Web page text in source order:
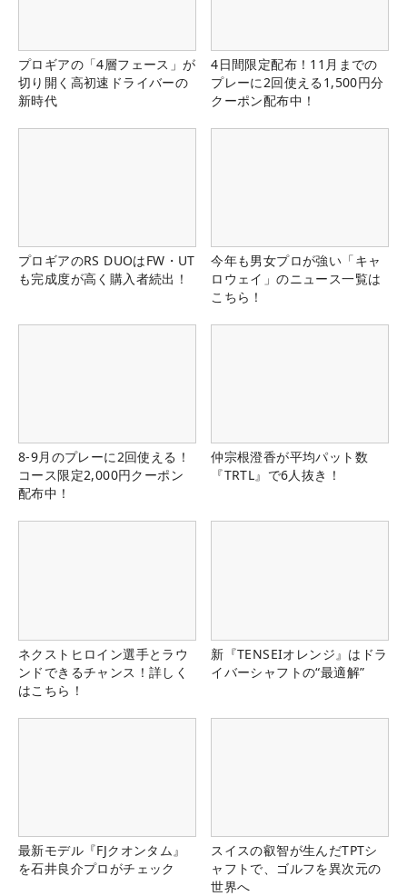
プロギアの「4層フェース」が
切り開く高初速ドライバーの
新時代
4日間限定配布！11月までの
プレーに2回使える1,500円分
クーポン配布中！
プロギアのRS DUOはFW・UT
も完成度が高く購入者続出！
今年も男女プロが強い「キャ
ロウェイ」のニュース一覧は
こちら！
8-9月のプレーに2回使える！
コース限定2,000円クーポン
配布中！
仲宗根澄香が平均パット数
『TRTL』で6人抜き！
ネクストヒロイン選手とラウ
ンドできるチャンス！詳しく
はこちら！
新『TENSEIオレンジ』はドラ
イバーシャフトの“最適解”
最新モデル『FJクオンタム』
を石井良介プロがチェック
スイスの叡智が生んだTPTシ
ャフトで、ゴルフを異次元の
世界へ